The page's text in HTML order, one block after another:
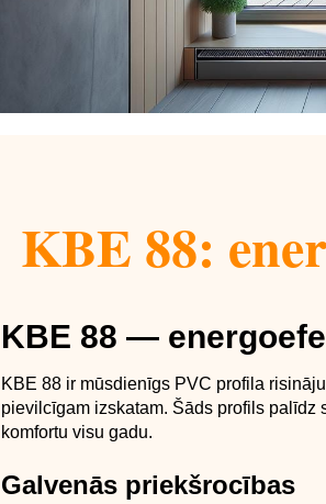
KBE 88:
KBE 88 —
KBE 88 ir mūsdienīgs PVC profila
pievilcīgam izskatam. Šāds profils palīdz
komfortu visu gadu.
Galvenās priekšrocības